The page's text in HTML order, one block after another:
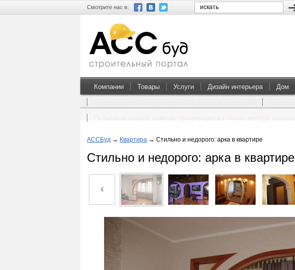
Смотрите нас в:
Компании Товары Услуги Дизайн интерьера Дом
АССБуд → Квартира → Стильно и недорого: арка в квартире
Стильно и недорого: арка в квартире